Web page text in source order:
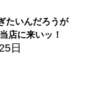
たいんだろうが
店に来いッ！
日